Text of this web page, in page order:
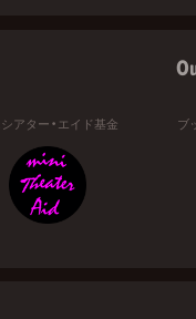
アター・エイド基金 ブ